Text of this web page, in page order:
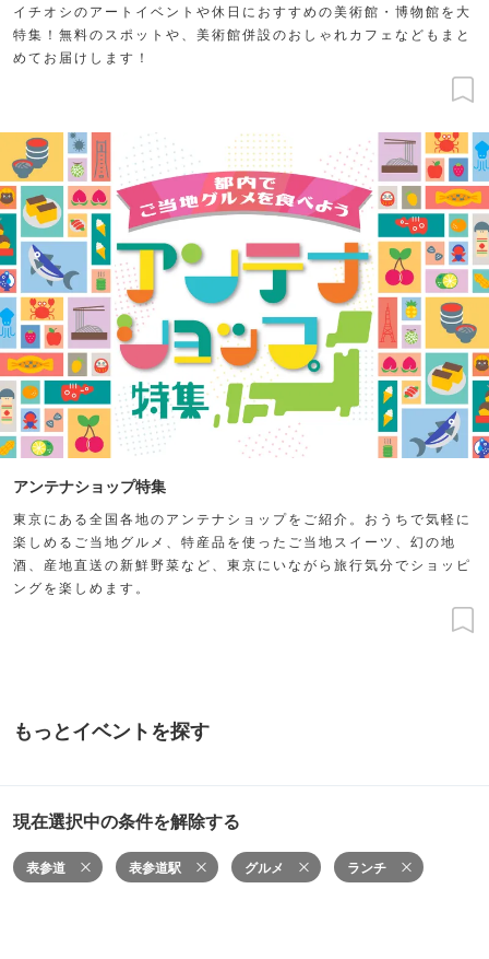
イチオシのアートイベントや休日におすすめの美術館・博物館を大
特集！無料のスポットや、美術館併設のおしゃれカフェなどもまと
めてお届けします！
アンテナショップ特集
東京にある全国各地のアンテナショップをご紹介。おうちで気軽に
楽しめるご当地グルメ、特産品を使ったご当地スイーツ、幻の地
酒、産地直送の新鮮野菜など、東京にいながら旅行気分でショッピ
ングを楽しめます。
もっとイベントを探す
現在選択中の条件を解除する
表参道 表参道駅 グルメ ランチ